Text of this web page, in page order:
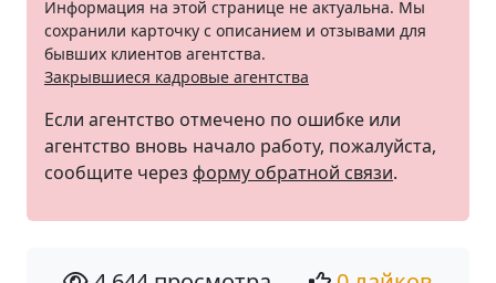
Информация на этой странице не актуальна. Мы
сохранили карточку с описанием и отзывами для
бывших клиентов агентства.
Закрывшиеся кадровые агентства
Если агентство отмечено по ошибке или
агентство вновь начало работу, пожалуйста,
сообщите через форму обратной связи.